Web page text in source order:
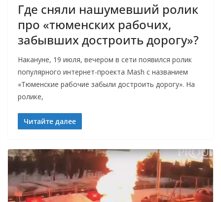
Где сняли нашумевший ролик
про «тюменских рабочих,
забывших достроить дорогу»?
Накануне, 19 июля, вечером в сети появился ролик
популярного интернет-проекта Mash с названием
«Тюменские рабочие забыли достроить дорогу». На
ролике,
Читайте далее